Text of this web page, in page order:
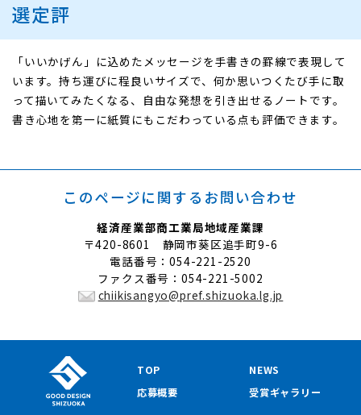
選定評
「いいかげん」に込めたメッセージを手書きの罫線で表現して
います。持ち運びに程良いサイズで、何か思いつくたび手に取
って描いてみたくなる、自由な発想を引き出せるノートです。
書き心地を第一に紙質にもこだわっている点も評価できます。
このページに関する お問い合わせ
経済産業部商工業局地域産業課
〒420-8601 静岡市葵区追手町9-6
電話番号：054-221-2520
ファクス番号：054-221-5002
chiikisangyo@pref.shizuoka.lg.jp
TOP
NEWS
応募概要
受賞ギャラリー